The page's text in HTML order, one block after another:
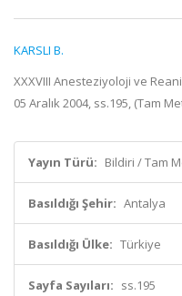
KARSLI B.
XXXVIII Anesteziyoloji ve
05 Aralık 2004, ss.195, (Tam
Yayın Türü: Bildiri / Tam
Basıldığı Şehir: Antalya
Basıldığı Ülke: Türkiye
Sayfa Sayıları: ss.195